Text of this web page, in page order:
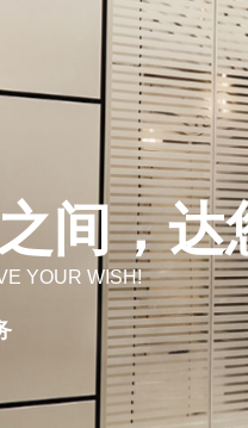
间，达
YOUR WISH!